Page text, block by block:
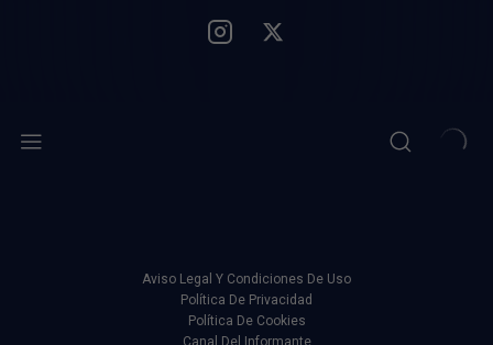
Aviso Legal Y Condiciones De Uso
Política De Privacidad
Política De Cookies
Canal Del Informante